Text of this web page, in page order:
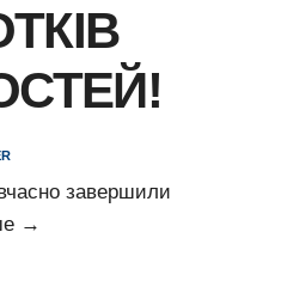
завершили
→